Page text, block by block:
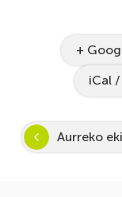
+
iCal
Aurreko